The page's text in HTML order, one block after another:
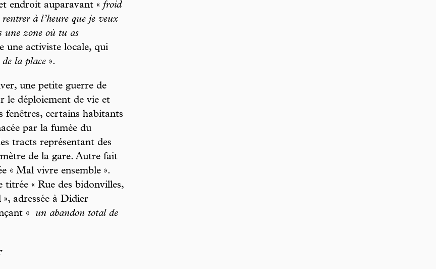
endroit auparavant « froid
rentrer à l’heure que je veux
une zone où tu as
une activiste locale, qui
de la place ».
une petite guerre de
le déploiement de vie et
fenêtres, certains habitants
par la fumée du
tracts représentant des
de la gare. Autre fait
« Mal vivre ensemble ».
« Rue des bidonvilles,
adressée à Didier
«
un abandon total de